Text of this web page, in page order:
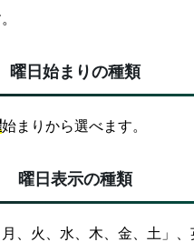
曜日始まりの種類
始まりから選べます。
曜日表示の種類
、火、水、木、金、土」